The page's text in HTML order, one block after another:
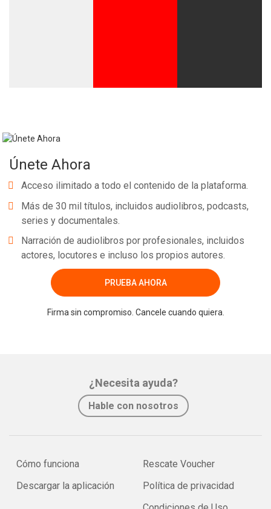
Únete Ahora
Acceso ilimitado a todo el contenido de la plataforma.
Más de 30 mil títulos, incluidos audiolibros, podcasts,
series y documentales.
Narración de audiolibros por profesionales, incluidos
actores, locutores e incluso los propios autores.
PRUEBA AHORA
Firma sin compromiso. Cancele cuando quiera.
¿Necesita ayuda?
Hable con nosotros
Cómo funciona
Descargar la aplicación
Rescate Voucher
Política de privacidad